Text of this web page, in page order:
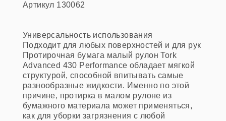
Артикул 130062
Универсальность использования
Подходит для любых поверхностей и для рук
Протирочная бумага малый рулон Tork
Advanced 430 Performance обладает мягкой
структурой, способной впитывать самые
разнообразные жидкости. Именно по этой
причине, протирка в малом рулоне из
бумажного материала может применяться,
как для уборки загрязнения с любой